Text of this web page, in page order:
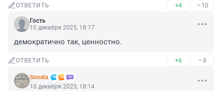
ОТВЕТИТЬ +4 –10
Гость
10 декабря 2025, 18:17
демократично так, ценностно.
ОТВЕТИТЬ +6 –3
Sonata
10 декабря 2025, 18:14